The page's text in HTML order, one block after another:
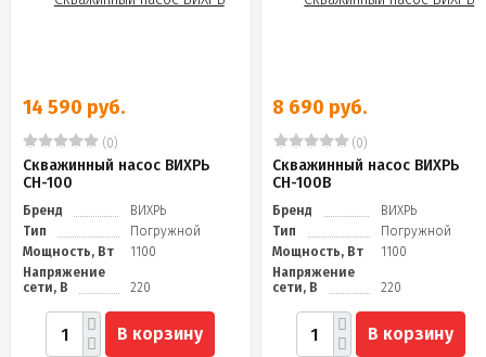
14 590 руб.
(0)
Скважинный насос ВИХРЬ
СН-100
Бренд
ВИХРЬ
Тип
Погружной
Мощность, Вт
1100
Напряжение
сети, В
220
В корзину
8 690 руб.
(0)
Скважинный насос ВИХРЬ
СН-100В
Бренд
ВИХРЬ
Тип
Погружной
Мощность, Вт
1100
Напряжение
сети, В
220
В корзину